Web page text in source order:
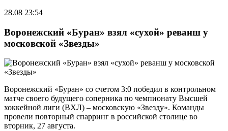
28.08 23:54
Воронежский «Буран» взял «сухой» реванш у
московской «Звезды»
Воронежский «Буран» со счетом 3:0 победил в контрольном
матче своего будущего соперника по чемпионату Высшей
хоккейной лиги (ВХЛ) – московскую «Звезду». Команды
провели повторный спарринг в российской столице во
вторник, 27 августа.